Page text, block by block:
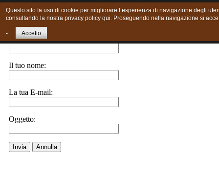
Invia ad un amico.
E-Mail a:
Il tuo nome:
La tua E-mail:
Oggetto:
Invia Annulla
Questo sito fa uso di cookie per migliorare l’esperienza di navigazione degli
consultando la nostra privacy policy qui. Proseguendo nella navigazione si
- Accetto